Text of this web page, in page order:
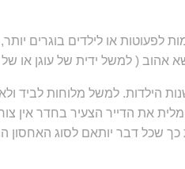
לפעוטות או לילדים בוגרים יותר,
( למשל ידית של עוגן או
את הדייר הצעיר בחדר אין
שכל דבר יותאם לסוג האחסון